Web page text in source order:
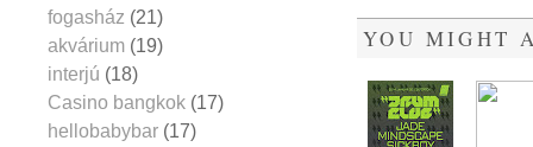
YOU MIGHT
fogasház (21)
akvárium (19)
interjú (18)
Casino bangkok (17)
hellobabybar (17)